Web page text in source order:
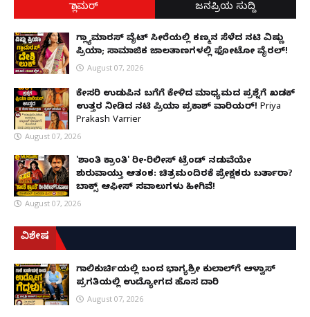
ಗ್ಲಾಮರ್ ಜನಪ್ರಿಯ ಸುದ್ದಿ
ಗ್ಲ್ಯಾಮಾರಸ್ ವೈಟ್‌ ಸೀರೆಯಲ್ಲಿ ಕಣ್ಮನ ಸೆಳೆದ ನಟಿ ವಿಷ್ಣು
ಪ್ರಿಯಾ; ಸಾಮಾಜಿಕ ಜಾಲತಾಣಗಳಲ್ಲಿ ಫೋಟೋ ವೈರಲ್!
August 07, 2026
ಕೇಸರಿ ಉಡುಪಿನ ಬಗೆಗೆ ಕೇಳಿದ ಮಾಧ್ಯಮದ ಪ್ರಶ್ನೆಗೆ ಖಡಕ್
ಉತ್ತರ ನೀಡಿದ ನಟಿ ಪ್ರಿಯಾ ಪ್ರಕಾಶ್ ವಾರಿಯರ್! Priya
Prakash Varrier
August 07, 2026
'ಶಾಂತಿ ಕ್ರಾಂತಿ' ರೀ-ರಿಲೀಸ್ ಟ್ರೆಂಡ್ ನಡುವೆಯೇ
ಶುರುವಾಯ್ತು ಆತಂಕ: ಚಿತ್ರಮಂದಿರಕ್ಕೆ ಪ್ರೇಕ್ಷಕರು ಬರ್ತಾರಾ?
ಬಾಕ್ಸ್ ಆಫೀಸ್ ಸವಾಲುಗಳು ಹೀಗಿವೆ!
August 07, 2026
ವಿಶೇಷ
ಗಾಲಿಕುರ್ಚಿಯಲ್ಲಿ ಬಂದ ಭಾಗ್ಯಶ್ರೀ ಕುಲಾಲ್‌ಗೆ ಆಳ್ವಾಸ್
ಪ್ರಗತಿಯಲ್ಲಿ ಉದ್ಯೋಗದ ಹೊಸ ದಾರಿ
August 07, 2026